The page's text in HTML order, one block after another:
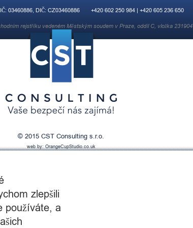
IČ: 03460886, DIČ: CZ03460886 +420 602 250 984 | +420 605 236 650
rejstříku vedeném Městským soudem v Praze, oddíl C, vložka 231904
© 2015 CST Consulting s.r.o.
web by: OrangeCupStudio.co.uk
zlepšili
používáte, a